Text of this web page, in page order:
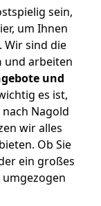
sein,
um Ihnen
Wir sind die
und arbeiten
und
es ist,
Nagold
wir alles
Ob Sie
ein großes
umgezogen